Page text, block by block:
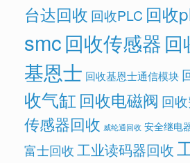
台达回收 回收PLC 回收
smc回收传感器回
基恩士 回收基恩士通信模块
收气缸 回收电磁阀 回
传感器回收 威纶通回收 安全继电
富士回收 工业读码器回收